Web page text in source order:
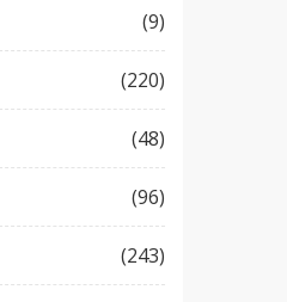
(9)
(220)
(48)
(96)
(243)